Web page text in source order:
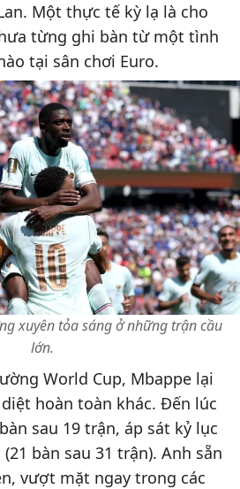
Một thực tế kỳ lạ là cho
từng ghi bàn từ một tình
tại sân chơi Euro.
xuyên tỏa sáng ở những trận cầu
lớn.
World Cup, Mbappe lại
hoàn toàn khác. Đến lúc
sau 19 trận, áp sát kỷ lục
bàn sau 31 trận). Anh sẵn
vượt mặt ngay trong các